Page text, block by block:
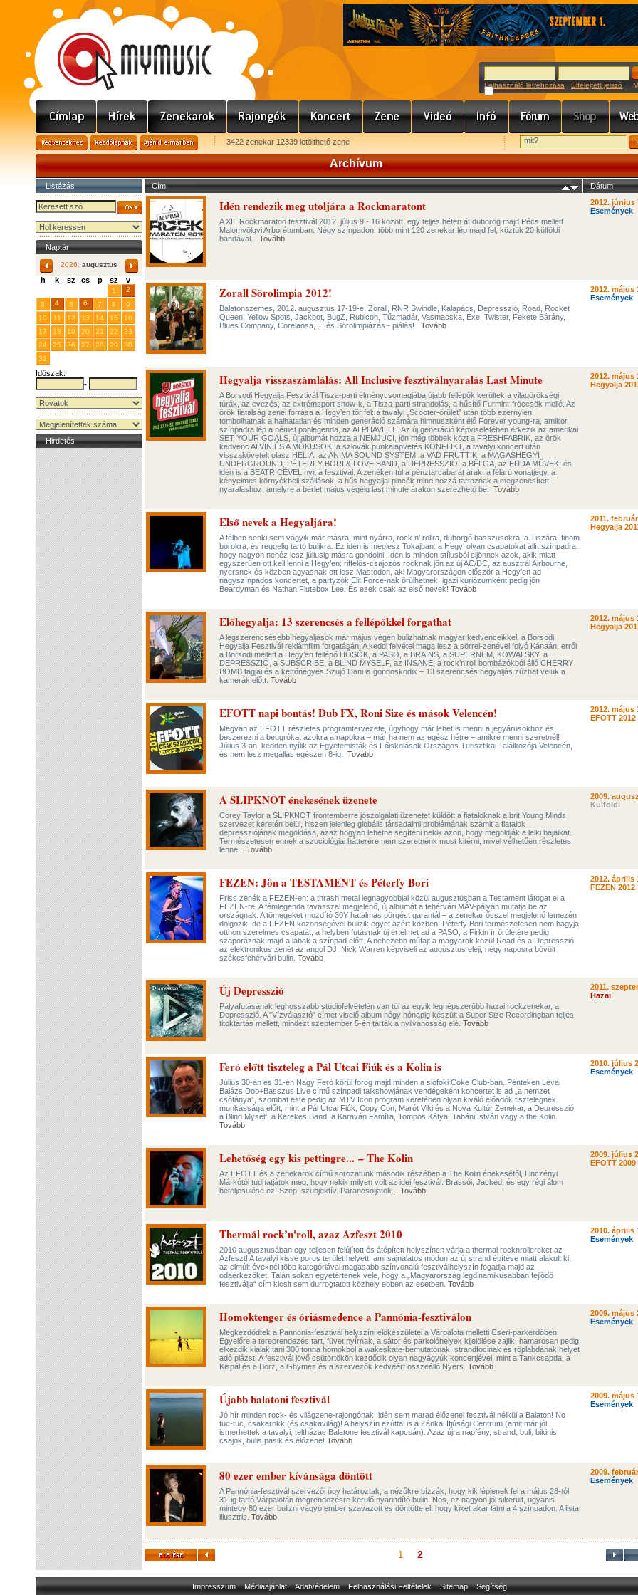
Felhasználó létrehozása Elfelejtett jelszó
3422 zenekar 12339 letölthető zene
Archívum
Listázás
Naptár
2026. augusztus
h k sz cs p sz v
1
2
3
4 5 6 7 8
9
10
11 12 13 14 15
16
17
18 19 20 21 22
23
24
25 26 27 28 29
30
31
Időszak:
-
Hirdetés
Cím Dátum
Idén rendezik meg utoljára a Rockmaratont
A XII. Rockmaraton fesztivál 2012. július 9 - 16 között, egy teljes héten át dübörög majd Pécs mellett
Malomvölgyi Arborétumban. Négy színpadon, több mint 120 zenekar lép majd fel, köztük 20 külföldi
bandával. Tovább
2012. június
Események
Zorall Sörolimpia 2012!
Balatonszemes, 2012. augusztus 17-19-e, Zorall, RNR Swindle, Kalapács, Depresszió, Road, Rocket
Queen, Yellow Spots, Jackpot, BugZ, Rubicon, Tűzmadár, Vasmacska, Exe, Twister, Fekete Bárány,
Blues Company, Corelaosa, ... és Sörolimpiázás - piálás! Tovább
2012. május
Események
Hegyalja visszaszámlálás: All Inclusive fesztiválnyaralás Last Minute
A Borsodi Hegyalja Fesztivál Tisza-parti élménycsomagjába újabb fellépők kerültek a világörökségi
túrák, az evezés, az extrémsport show-k, a Tisza-parti strandolás, a hűsítő Furmint-fröccsök mellé. Az
örök fiatalság zenei forrása a Hegy’en tör fel: a tavalyi „Scooter-őrület” után több ezernyien
tombolhatnak a halhatatlan és minden generáció számára himnuszként élő Forever young-ra, amikor
színpadra lép a német poplegenda, az ALPHAVILLE. Az új generáció képviseletében érkezik az amerikai
SET YOUR GOALS, új albumát hozza a NEMJUCI, jön még többek közt a FRESHFABRIK, az örök
kedvenc ALVIN ÉS A MÓKUSOK, a szlovák punkalapvetés KONFLIKT, a tavalyi koncert után
visszakövetelt olasz HELIA, az ANIMA SOUND SYSTEM, a VAD FRUTTIK, a MAGASHEGYI
UNDERGROUND, PÉTERFY BORI & LOVE BAND, a DEPRESSZIÓ, a BЁLGA, az EDDA MŰVEK, és
idén is a BEATRICÉVEL nyit a fesztivál. A zenéken túl a pénztárcabarát árak, a félárú vonatjegy, a
kényelmes környékbeli szállások, a hűs hegyaljai pincék mind hozzá tartoznak a megzenésített
nyaraláshoz, amelyre a bérlet május végéig last minute árakon szerezhető be. Tovább
2012. május
Hegyalja
Első nevek a Hegyaljára!
A télben senki sem vágyik már másra, mint nyárra, rock n’ rollra, dübörgő basszusokra, a Tiszára, finom
borokra, és reggelig tartó bulikra. Ez idén is meglesz Tokajban: a Hegy’ olyan csapatokat állít színpadra,
hogy nagyon nehéz lesz júliusig másra gondolni. Idén is minden stílusból eljönnek azok, akik miatt
egyszerűen ott kell lenni a Hegy’en: riffelős-csajozós rocknak jön az új AC/DC, az ausztrál Airbourne,
nyersnek és közben agyasnak ott lesz Mastodon, aki Magyarországon először a Hegy’en ad
nagyszínpados koncertet, a partyzók Elit Force-nak örülhetnek, igazi kuriózumként pedig jön
Beardyman és Nathan Flutebox Lee. És ezek csak az első nevek! Tovább
2011.
Hegyalja
Előhegyalja: 13 szerencsés a fellépőkkel forgathat
A legszerencsésebb hegyaljások már május végén bulizhatnak magyar kedvenceikkel, a Borsodi
Hegyalja Fesztivál reklámfilm forgatásán. A keddi felvétel maga lesz a sörrel-zenével folyó Kánaán, erről
a Borsodi mellett a Hegy’en fellépő HŐSÖK, a PASO, a BRAINS, a SUPERNEM, KOWALSKY, a
DEPRESSZIÓ, a SUBSCRIBE, a BLIND MYSELF, az INSANE, a rock’n’roll bombázókból álló CHERRY
BOMB tagjai és a kettőnégyes Szujó Dani is gondoskodik – 13 szerencsés hegyaljás zúzhat velük a
kamerák előtt. Tovább
2012. május
Hegyalja
EFOTT napi bontás! Dub FX, Roni Size és mások Velencén!
Megvan az EFOTT részletes programtervezete, úgyhogy már lehet is menni a jegyárusokhoz és
beszerezni a beugrókat azokra a napokra – már ha nem az egész hétre – amikre menni szeretnél!
Július 3-án, kedden nyílik az Egyetemisták és Főiskolások Országos Turisztikai Találkozója Velencén,
és nem lesz megállás egészen 8-ig. Tovább
2012. május
EFOTT 2012
A SLIPKNOT énekesének üzenete
Corey Taylor a SLIPKNOT frontemberre jószolgálati üzenetet küldött a fiataloknak a brit Young Minds
szervezet keretén belül, hiszen jelenleg globális társadalmi problémának számit a fiatalok
depressziójának megoldása, azaz hogyan lehetne segíteni nekik azon, hogy megoldják a lelki bajaikat.
Természetesen ennek a szociológiai hátterére nem szeretnénk most kitérni, mivel vélhetően részletes
lenne... Tovább
2009.
Külföldi
FEZEN: Jön a TESTAMENT és Péterfy Bori
Friss zenék a FEZEN-en: a thrash metal legnagyobbjai közül augusztusban a Testament látogat el a
FEZEN-re. A fémlegenda tavasszal megjelenő, új albumát a fehérvári MÁV-pályán mutatja be az
országnak. A tömegeket mozdító 30Y hatalmas pörgést garantál – a zenekar ősszel megjelenő lemezén
dolgozik, de a FEZEN közönségével bulizik egyet azért közben. Péterfy Bori természetesen nem hagyja
otthon szerelmes csapatát, a helyben futásnak új értelmet ad a PASO, a Firkin ír őrületére pedig
szaporáznak majd a lábak a színpad előtt. A nehezebb műfajt a magyarok közül Road és a Depresszió,
az elektronikus zenét az angol DJ, Nick Warren képviseli az augusztus eleji, négy naposra bővült
székesfehérvári bulin. Tovább
2012. április
FEZEN 2012
Új Depresszió
Pályafutásának leghosszabb stúdiófelvételén van túl az egyik legnépszerűbb hazai rockzenekar, a
Depresszió. A "Vízválasztó" címet viselő album négy hónapig készült a Super Size Recordingban teljes
titoktartás mellett, mindezt szeptember 5-én tárták a nyilvánosság elé. Tovább
2011.
Hazai
Feró előtt tiszteleg a Pál Utcai Fiúk és a Kolin is
Július 30-án és 31-én Nagy Feró körül forog majd minden a siófoki Coke Club-ban. Pénteken Lévai
Balázs Dob+Basszus Live című színpadi talkshowjának vendégeként koncertet is ad „a nemzet
csótánya”, szombat este pedig az MTV Icon program keretében olyan kiváló előadók tisztelegnek
munkássága előtt, mint a Pál Utcai Fiúk, Copy Con, Marót Viki és a Nova Kultúr Zenekar, a Depresszió,
a Blind Myself, a Kerekes Band, a Karaván Família, Tompos Kátya, Tabáni István vagy a the Kolin.
Tovább
2010. július
Események
Lehetőség egy kis pettingre... – The Kolin
Az EFOTT és a zenekarok című sorozatunk második részében a The Kolin énekesétől, Linczényi
Márkótól tudhatjátok meg, hogy nekik milyen volt az idei fesztivál. Brassói, Jacked, és egy régi álom
beteljesülése ez! Szép, szubjektív. Parancsoljatok... Tovább
2009. július
EFOTT 2009
Thermál rock’n'roll, azaz Azfeszt 2010
2010 augusztusában egy teljesen felújított és átépített helyszínen várja a thermal rocknrollereket az
Azfeszt! A tavalyi kissé poros terület helyett, ami sajnálatos módon az új strand építése miatt alakult ki,
az elmúlt éveknél több kategóriával magasabb színvonalú fesztiválhelyszín fogadja majd az
odaérkezőket. Talán sokan egyetértenek vele, hogy a „Magyarország legdinamikusabban fejlődő
fesztiválja“ cím kicsit sem durrogtatott közhely ebben az esetben. Tovább
2010. április
Események
Homoktenger és óriásmedence a Pannónia-fesztiválon
Megkezdődtek a Pannónia-fesztivál helyszíni előkészületei a Várpalota melletti Cseri-parkerdőben.
Egyelőre a tereprendezés tart, füvet nyírnak, a sátor és parkolóhelyek kijelölése zajlik, hamarosan pedig
elkezdik kialakítani 300 tonna homokból a wakeskate-bemutatónak, strandfocinak és röplabdának helyet
adó plázst. A fesztivál jövő csütörtökön kezdődik olyan nagyágyúk koncertjével, mint a Tankcsapda, a
Kispál és a Borz, a Ghymes és a szervezők kedvéért összeálló Nyers. Tovább
2009. május
Események
Újabb balatoni fesztivál
Jó hír minden rock- és világzene-rajongónak: idén sem marad élőzenei fesztivál nélkül a Balaton! No
tüc-tüc, csakarokk (és csakavilág)! A helyszín ezúttal is a Zánkai Ifjúsági Centrum (amit már jól
ismerhettek a tavalyi, teltházas Balatone fesztivál kapcsán). Azaz újra napfény, strand, buli, bikinis
csajok, bulis pasik és élőzene! Tovább
2009. május
Események
80 ezer ember kívánsága döntött
A Pannónia-fesztivál szervezői úgy határoztak, a nézőkre bízzák, hogy kik lépjenek fel a május 28-tól
31-ig tartó Várpalotán megrendezésre kerülő nyárindító bulin. Nos, ez nagyon jól sikerült, ugyanis
mintegy 80 ezer bulizni vágyó ember szavazott és döntötte el, hogy kiket akar látni a 4 színpadon. A lista
illusztris. Tovább
2009.
Események
1 2
Impresszum Médiaajánlat Adatvédelem Felhasználási Feltételek Sitemap Segítség